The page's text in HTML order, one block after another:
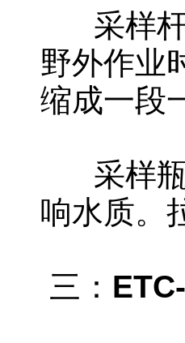
采样杆
野外作业
缩成一段
采样瓶
响水质。
三：